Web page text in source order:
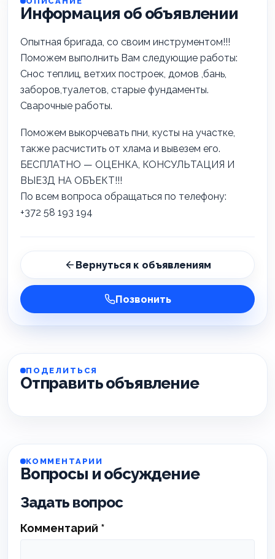
Информация об объявлении
Опытная бригада, со своим инструментом!!!
Поможем выполнить Вам следующие работы:
Снос теплиц, ветхих построек, домов ,бань,
заборов,туалетов, старые фундаменты.
Сварочные работы.
Поможем выкорчевать пни, кусты на участке,
также расчистить от хлама и вывезем его.
БЕСПЛАТНО — ОЦЕНКА, КОНСУЛЬТАЦИЯ И
ВЫЕЗД НА ОБЪЕКТ!!!
По всем вопроса обращаться по телефону:
+372 58 193 194
Вернуться к объявлениям
Позвонить
ПОДЕЛИТЬСЯ
Отправить объявление
КОММЕНТАРИИ
Вопросы и обсуждение
Задать вопрос
Комментарий *